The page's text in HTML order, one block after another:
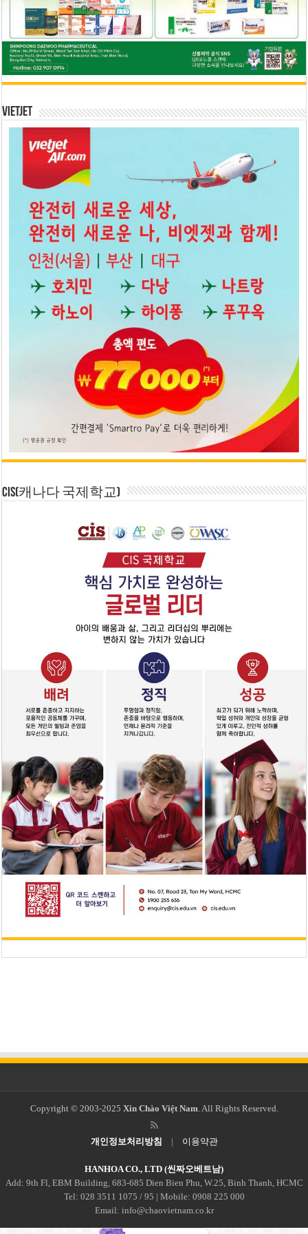
Vietjet
CIS(캐나다 국제학교)
Copyright © 2003-2025 Xin Chào Việt Nam . All Rights Reserved.
개인정보처리방침 | 이용약관
HANHOA CO., LTD (씬짜오베트남)
Add: 9th Fl, EBM Building, 683-685 Dien Bien Phu, W.25, Binh Thanh, HCMC
Tel: 028 3511 1075 / 95 | Mobile: 0908 225 000
Email: info@chaovietnam.co.kr